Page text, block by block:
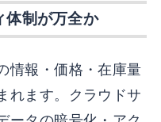
制が万全か
情報・価格・在庫量
れます。クラウドサ